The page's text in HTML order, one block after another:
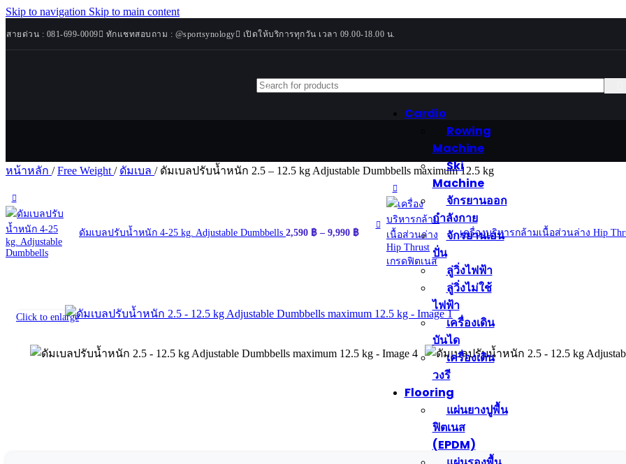
Skip to navigation Skip to main content
สายด่วน : 081-699-0009 ทักแชทสอบถาม : @sportsynology เปิดให้บริการทุกวัน เวลา 09.00-18.00 น.
Cardio
Rowing
Machine
Ski
Machine
จักรยานออก
กำลังกาย
จักรยานเอน
ปั่น
ลู่วิ่งไฟฟ้า
ลู่วิ่งไม่ใช้
ไฟฟ้า
เครื่องเดิน
บันได
เครื่องเดิน
วงรี
Flooring
แผ่นยางปูพื้น
ฟิตเนส
(EPDM)
Sport
Synology
Cardio
ลู่วิ่งไฟฟ้า
เครื่องเดินวงรี
เครื่อง Ski Machine
เครื่องสมิท (Smith
Plate Loaded Machines
Free Weight
ดัมเบล
ชั้นวางดัมเบล
บาร์เบล
แผ่นน้ำหนัก
Accessories &
Maintenance
น้ำยาหล่อลื่นลู่วิ่ง
หน้าหลัก / Free Weight / ดัมเบล / ดัมเบลปรับน้ำหนัก 2.5 – 12.5 kg Adjustable Dumbbells maximum 12.5 kg
ดัมเบลปรับน้ำหนัก 4-25 kg. Adjustable Dumbbells 2,590 ฿ – 9,990 ฿ เครื่องบริหารกล้ามเนื้อส่วนล่าง Hip
Click to enlarge